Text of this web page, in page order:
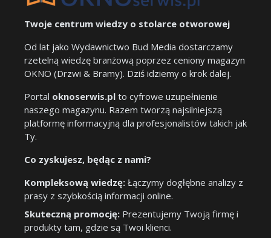
Twoje centrum wiedzy o stolarce otworowej
Od lat jako Wydawnictwo Bud Media dostarczamy
rzetelną wiedzę branżową poprzez ceniony magazyn
OKNO (Drzwi & Bramy). Dziś idziemy o krok dalej.
Portal oknoserwis.pl to cyfrowe uzupełnienie
naszego magazynu. Razem tworzą najsilniejszą
platformę informacyjną dla profesjonalistów takich jak
Ty.
Co zyskujesz, będąc z nami?
Kompleksową wiedzę: Łączymy dogłębne analizy z
prasy z szybkością informacji online.
Skuteczną promocję: Prezentujemy Twoją firmę i
produkty tam, gdzie są Twoi klienci.